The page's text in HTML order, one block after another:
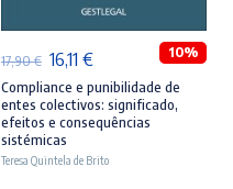
17,90€ O
preço
original
era:
16,11 €O
preço
atual
10%
Compliance e punibilidade de
entes colectivos: significado,
efeitos e consequências
sistémicas
Teresa Quintela de Brito